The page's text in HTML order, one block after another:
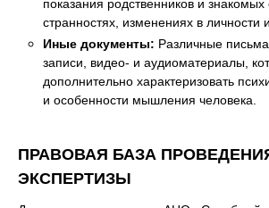
показания родственников и
странностях, изменениях в личности
Иные документы: Различные
записи, видео- и аудиоматериалы,
дополнительно характеризовать
и особенности мышления человека.
ПРАВОВАЯ БАЗА
ЭКСПЕРТИЗЫ